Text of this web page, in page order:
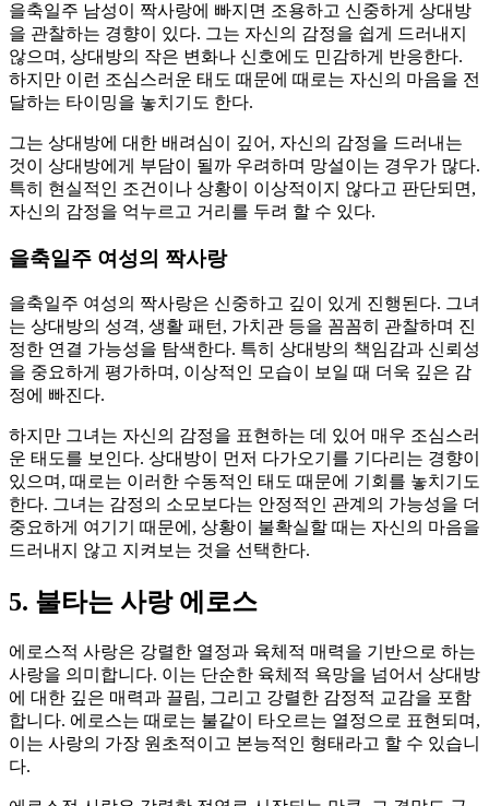
을축일주 남성이 짝사랑에 빠지면 조용하고 신중하게 상대방
을 관찰하는 경향이 있다. 그는 자신의 감정을 쉽게 드러내지
않으며, 상대방의 작은 변화나 신호에도 민감하게 반응한다.
하지만 이런 조심스러운 태도 때문에 때로는 자신의 마음을 전
달하는 타이밍을 놓치기도 한다.
그는 상대방에 대한 배려심이 깊어, 자신의 감정을 드러내는
것이 상대방에게 부담이 될까 우려하며 망설이는 경우가 많다.
특히 현실적인 조건이나 상황이 이상적이지 않다고 판단되면,
자신의 감정을 억누르고 거리를 두려 할 수 있다.
을축일주 여성의 짝사랑
을축일주 여성의 짝사랑은 신중하고 깊이 있게 진행된다. 그녀
는 상대방의 성격, 생활 패턴, 가치관 등을 꼼꼼히 관찰하며 진
정한 연결 가능성을 탐색한다. 특히 상대방의 책임감과 신뢰성
을 중요하게 평가하며, 이상적인 모습이 보일 때 더욱 깊은 감
정에 빠진다.
하지만 그녀는 자신의 감정을 표현하는 데 있어 매우 조심스러
운 태도를 보인다. 상대방이 먼저 다가오기를 기다리는 경향이
있으며, 때로는 이러한 수동적인 태도 때문에 기회를 놓치기도
한다. 그녀는 감정의 소모보다는 안정적인 관계의 가능성을 더
중요하게 여기기 때문에, 상황이 불확실할 때는 자신의 마음을
드러내지 않고 지켜보는 것을 선택한다.
5. 불타는 사랑 에로스
에로스적 사랑은 강렬한 열정과 육체적 매력을 기반으로 하는
사랑을 의미합니다. 이는 단순한 육체적 욕망을 넘어서 상대방
에 대한 깊은 매력과 끌림, 그리고 강렬한 감정적 교감을 포함
합니다. 에로스는 때로는 불같이 타오르는 열정으로 표현되며,
이는 사랑의 가장 원초적이고 본능적인 형태라고 할 수 있습니
다.